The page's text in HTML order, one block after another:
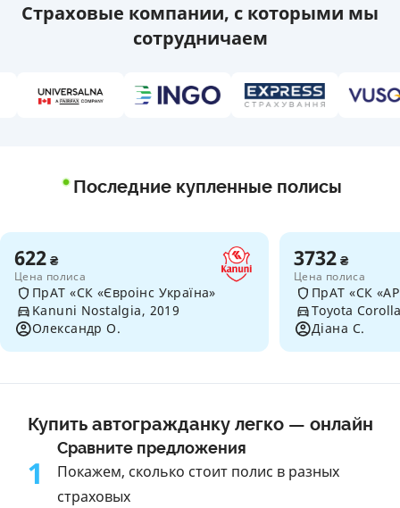
Страховые компании, с которыми мы
сотрудничаем
Последние купленные полисы
622 ₴
Цена полиса
ПрАТ «СК «Євроінс Україна»
Kanuni Nostalgia, 2019
Олександр О.
3732 ₴
Цена полиса
ПрАТ «СК
Toyota
Діана С.
Купить автогражданку легко — онлайн
1
Сравните предложения
Покажем, сколько стоит полис в разных
страховых